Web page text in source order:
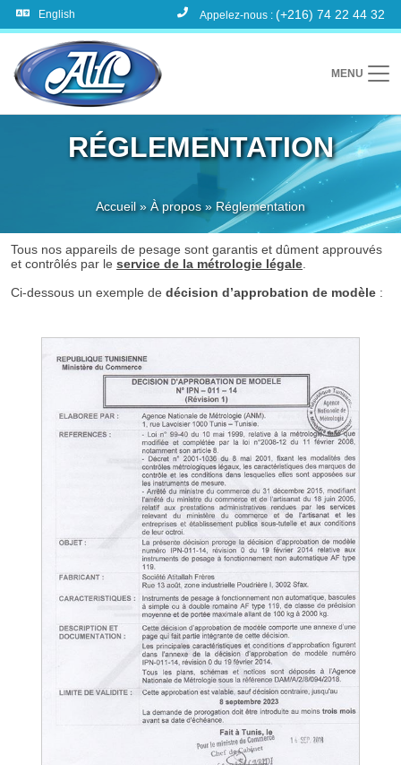
RÉGLEMENTATION
Accueil»À propos» Réglementation
English Appelez-nous : (+216) 74 22 44 32
MENU
Tous nos appareils de pesage sont garantis et dûment approuvés
et contrôlés par le service de la métrologie légale
Ci-dessous un exemple de décision d’approbation de modèle :